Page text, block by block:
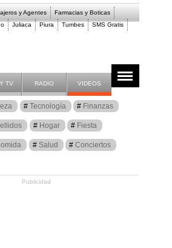
y Agentes
Farmacias y Boticas
Juliaca Piura Tumbes
SMS Gratis
Apellidos
TV RADIO VIDEOS
Tecnología Finanzas
Hogar Fiesta
Salud Conciertos
Publicidad